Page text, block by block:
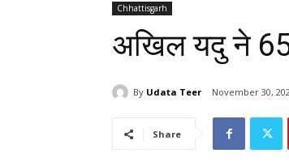
Chhattisgarh
अखिल यदु ने 65
By Udata Teer November 30,
Share